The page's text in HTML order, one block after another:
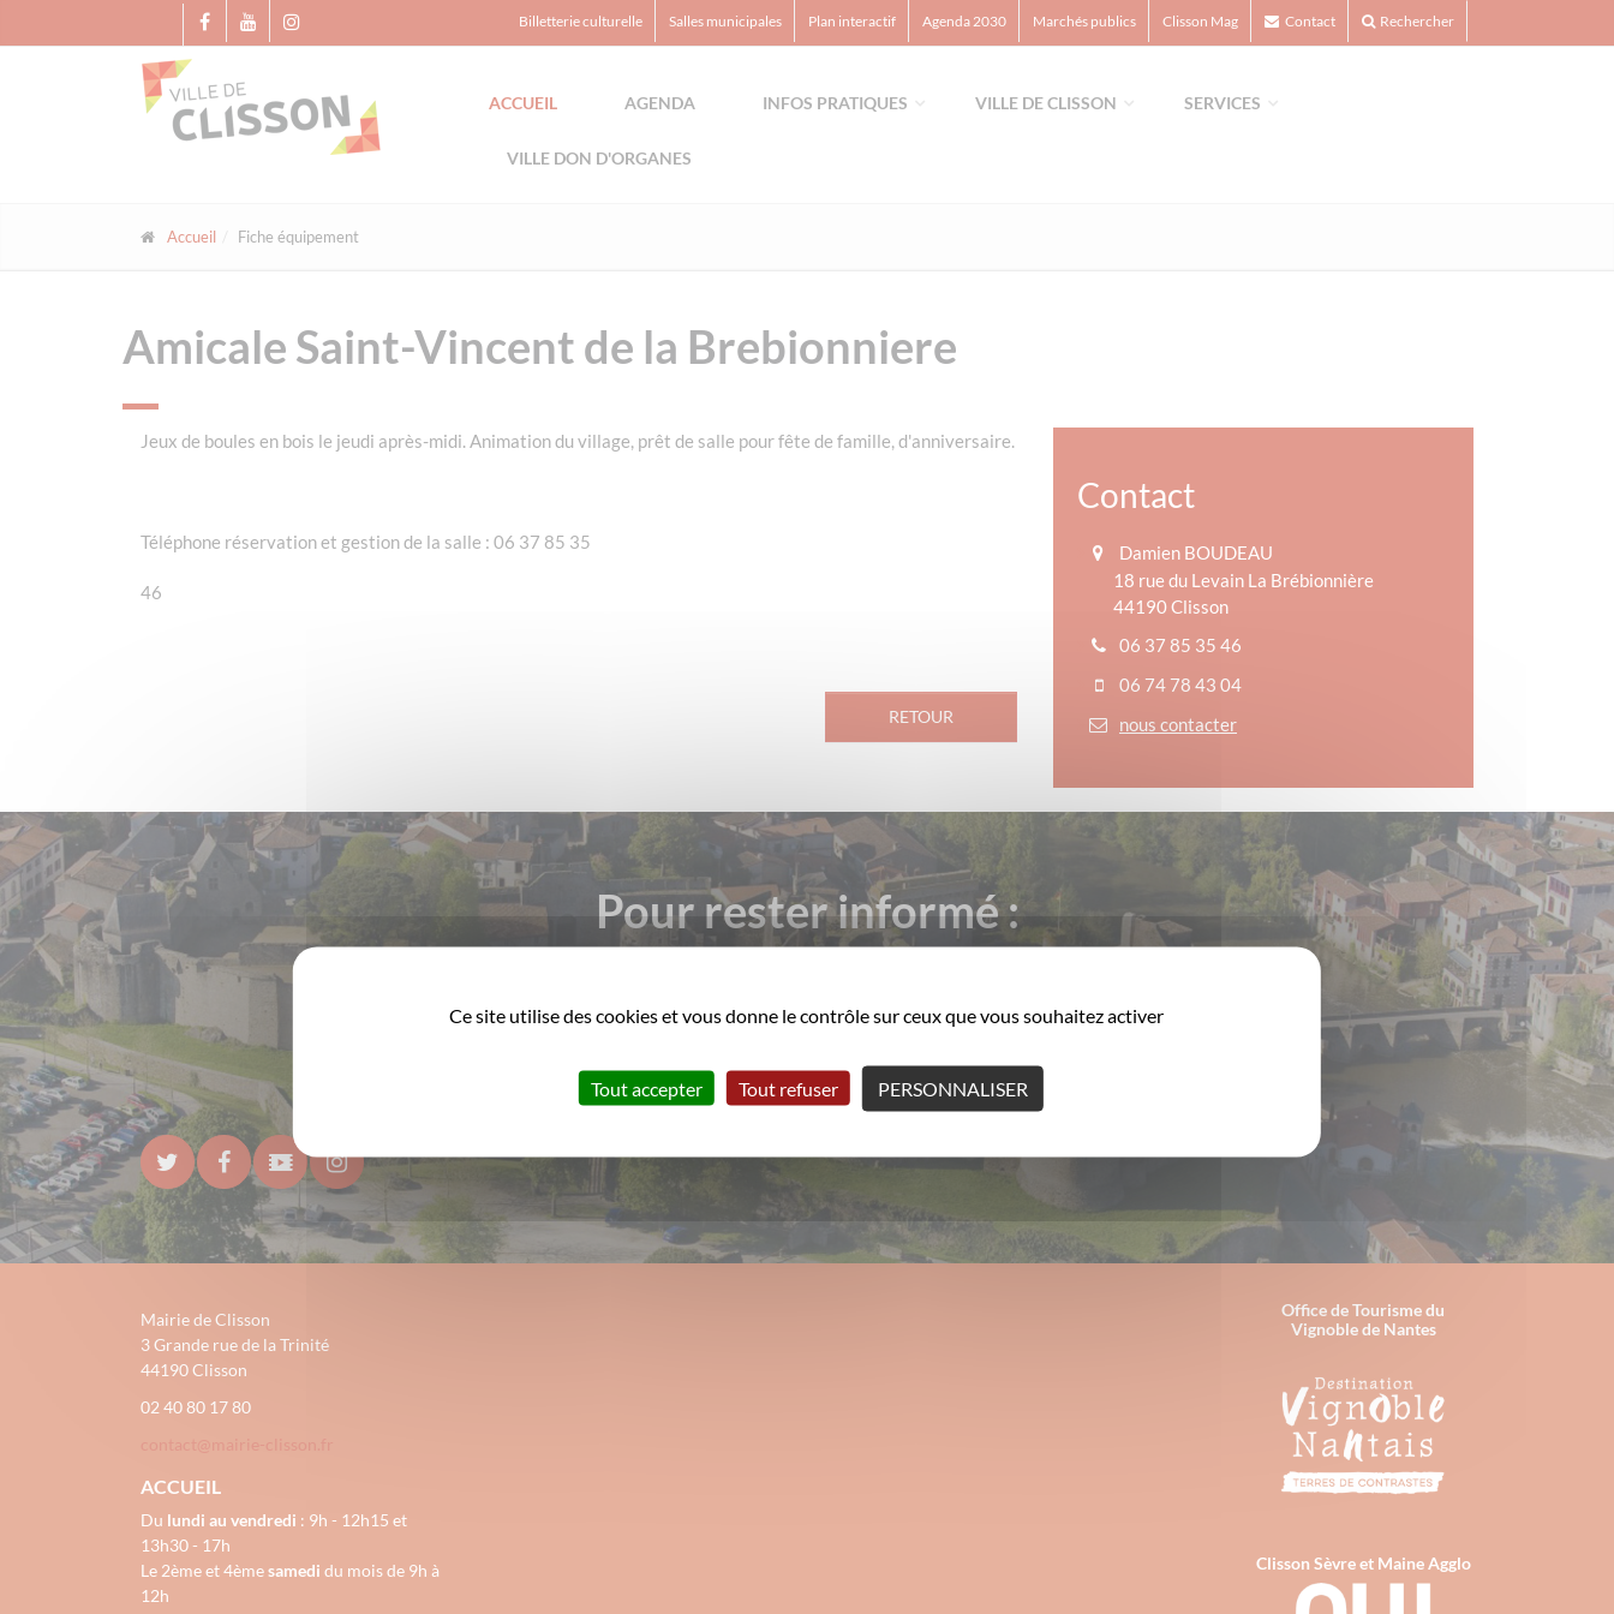
Billetterie culturelle Salles municipales Plan interactif Agenda 2030 Marchés publics Clisson Mag Contact Rechercher
ACCUEIL AGENDA INFOS PRATIQUES VILLE DE CLISSON SERVICES
VILLE DON D'ORGANES
Accueil Fiche équipement
Amicale Saint-Vincent de la Brebionniere
Jeux de boules en bois le jeudi après-midi. Animation du village, prêt de salle pour fête de famille, d'anniversaire.
Téléphone réservation et gestion de la salle : 06 37 85 35
46
RETOUR
Contact
Damien BOUDEAU
18 rue du Levain La Brébionnière
44190 Clisson
06 37 85 35 46
06 74 78 43 04
nous contacter
Pour rester informé :
Mairie de Clisson
3 Grande rue de la Trinité
44190 Clisson
02 40 80 17 80
ACCUEIL
Du lundi au vendredi : 9h - 12h15 et
13h30 - 17h
Le 2ème et 4èmesamedi du mois de 9h à
12h
Office de Tourisme du
Vignoble de Nantes
Clisson Sèvre et Maine Agglo
Panneau de gestion des cookies
Ce site utilise des cookies et vous donne le contrôle sur ceux que vous souhaitez activer
Tout accepter Tout refuser PERSONNALISER